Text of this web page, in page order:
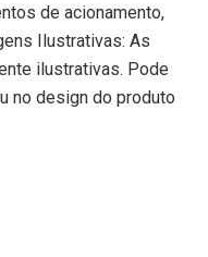
de acionamento,
Ilustrativas: As
ilustrativas. Pode
no design do produto